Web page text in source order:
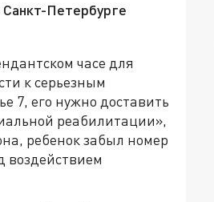
Санкт-Петербурге
часе для
к серьезным
7, его нужно доставить
реабилитации»,
ребенок забыл номер
воздействием